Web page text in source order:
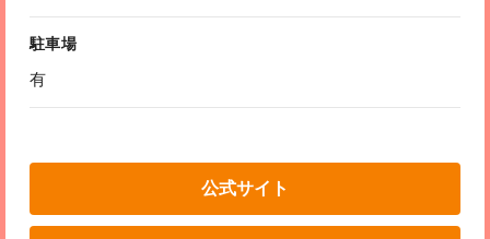
駐車場
有
公式サイト